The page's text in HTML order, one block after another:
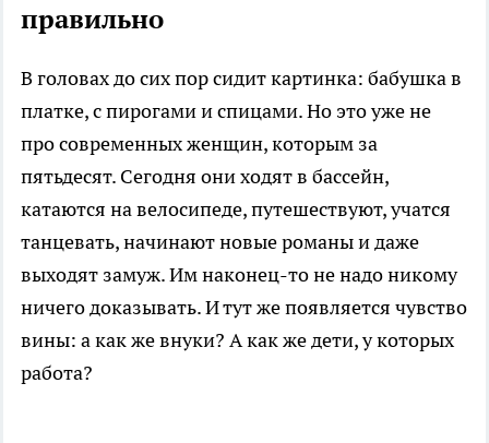
правильно
В головах до сих пор сидит картинка: бабушка в
платке, с пирогами и спицами. Но это уже не
про современных женщин, которым за
пятьдесят. Сегодня они ходят в бассейн,
катаются на велосипеде, путешествуют, учатся
танцевать, начинают новые романы и даже
выходят замуж. Им наконец-то не надо никому
ничего доказывать. И тут же появляется чувство
вины: а как же внуки? А как же дети, у которых
работа?